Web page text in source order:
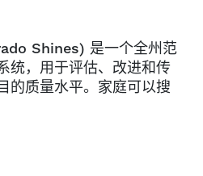
Shines) 是一个全州范
统，用于评估、改进和传
的质量水平。家庭可以搜